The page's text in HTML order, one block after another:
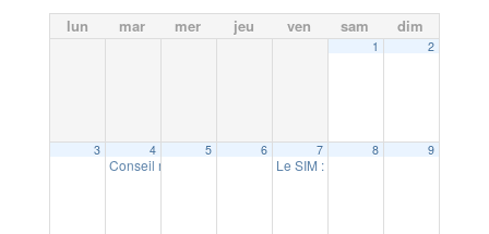
lun mar mer jeu ven sam dim
1 2
3 4
Conseil municipal
5 6 7
Le SIM : concert Soirée des
8 9